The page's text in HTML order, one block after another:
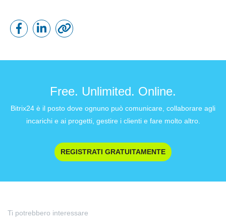
Free. Unlimited. Online.
Bitrix24 è il posto dove ognuno può comunicare, collaborare agli
incarichi e ai progetti, gestire i clienti e fare molto altro.
REGISTRATI GRATUITAMENTE
Ti potrebbero interessare